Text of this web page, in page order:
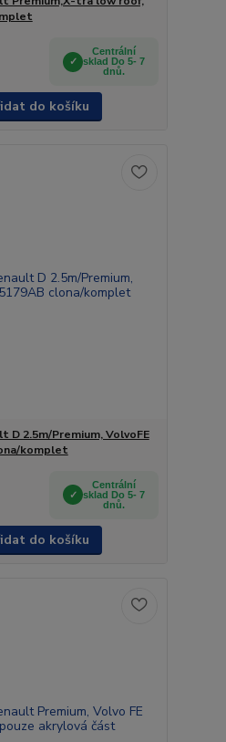
Centrální
sklad Do 5- 7
dnů.
do košíku
D 2.5m/Premium, VolvoFE
komplet
Centrální
sklad Do 5- 7
dnů.
do košíku